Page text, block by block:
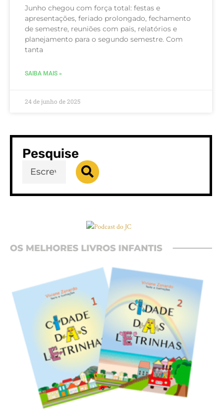
Junho chegou com força total: festas e
apresentações, feriado prolongado, fechamento
de semestre, reuniões com pais, relatórios e
planejamento para o segundo semestre. Com
tanta
SAIBA MAIS »
24 de junho de 2025
Pesquise